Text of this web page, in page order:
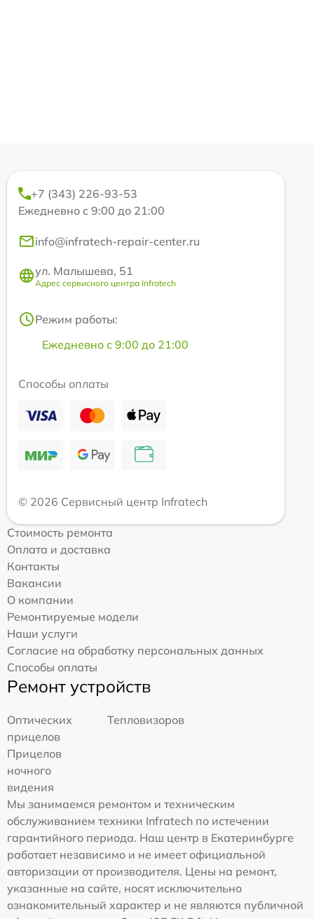
+7 (343) 226-93-53
Ежедневно с 9:00 до 21:00
info@infratech-repair-center.ru
ул. Малышева, 51
Адрес сервисного центра Infratech
Режим работы:
Ежедневно с 9:00 до 21:00
Способы оплаты
© 2026 Сервисный центр Infratech
Стоимость ремонта
Оплата и доставка
Контакты
Вакансии
О компании
Ремонтируемые модели
Наши услуги
Согласие на обработку персональных данных
Способы оплаты
Ремонт устройств
Оптических
прицелов
Тепловизоров
Прицелов
ночного
видения
Мы занимаемся ремонтом и техническим
обслуживанием техники Infratech по истечении
гарантийного периода. Наш центр в Екатеринбурге
работает независимо и не имеет официальной
авторизации от производителя. Цены на ремонт,
указанные на сайте, носят исключительно
ознакомительный характер и не являются публичной